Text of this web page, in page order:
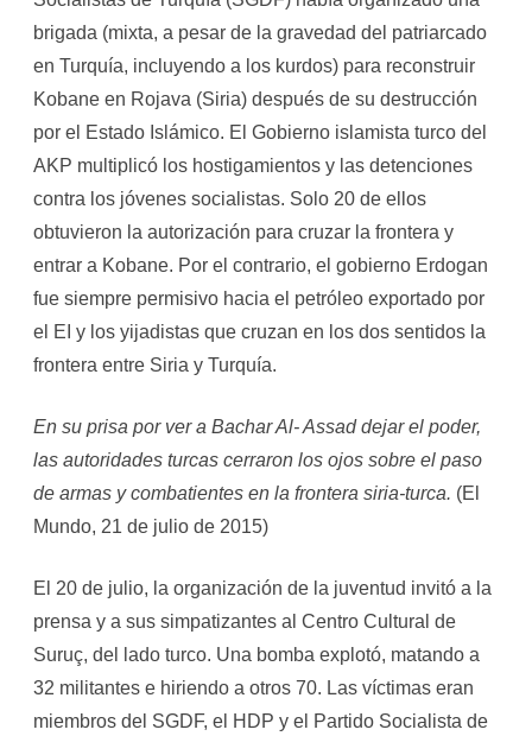
brigada (mixta, a pesar de la gravedad del patriarcado
en Turquía, incluyendo a los kurdos) para reconstruir
Kobane en Rojava (Siria) después de su destrucción
por el Estado Islámico. El Gobierno islamista turco del
AKP multiplicó los hostigamientos y las detenciones
contra los jóvenes socialistas. Solo 20 de ellos
obtuvieron la autorización para cruzar la frontera y
entrar a Kobane. Por el contrario, el gobierno Erdogan
fue siempre permisivo hacia el petróleo exportado por
el EI y los yijadistas que cruzan en los dos sentidos la
frontera entre Siria y Turquía.
En su prisa por ver a Bachar Al- Assad dejar el poder,
las autoridades turcas cerraron los ojos sobre el paso
de armas y combatientes en la frontera siria-turca. (El
Mundo, 21 de julio de 2015)
El 20 de julio, la organización de la juventud invitó a la
prensa y a sus simpatizantes al Centro Cultural de
Suruç, del lado turco. Una bomba explotó, matando a
32 militantes e hiriendo a otros 70. Las víctimas eran
miembros del SGDF, el HDP y el Partido Socialista de